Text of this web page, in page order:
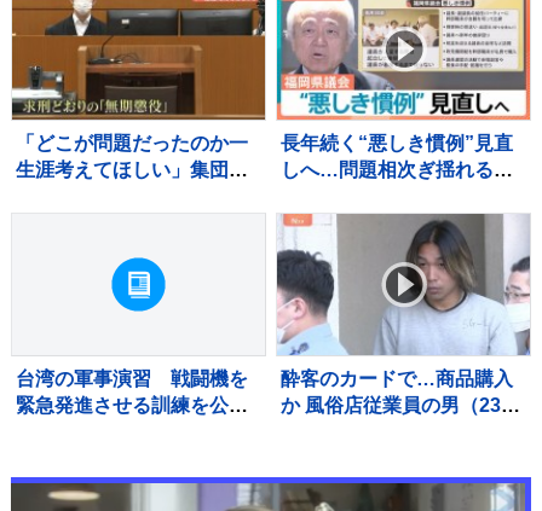
た！“世界基準”のJリーグ開
幕【サッカー】
「どこが問題だったのか一
生涯考えてほしい」集団暴
長年続く“悪しき慣例”見直
しへ…問題相次ぎ揺れる福
外視察」も第三者委員会で
調査へ【Nスタ解説】
台湾の軍事演習 戦闘機を
緊急発進させる訓練を公
酔客のカードで…商品購入
か 風俗店従業員の男（23）
宅からは他人名義のクレカ